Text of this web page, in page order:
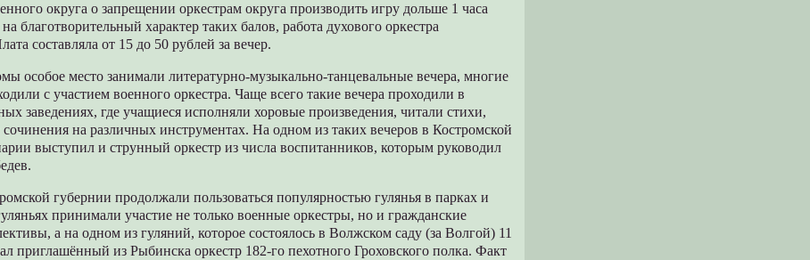
округа о запрещении оркестрам округа производить игру дольше 1 часа
благотворительный характер таких балов, работа духового оркестра
составляла от 15 до 50 рублей за вечер.
особое место занимали литературно-музыкально-танцевальные вечера, многие
с участием военного оркестра. Чаще всего такие вечера проходили в
заведениях, где учащиеся исполняли хоровые произведения, читали стихи,
на различных инструментах. На одном из таких вечеров в Костромской
выступил и струнный оркестр из числа воспитанников, которым руководил
губернии продолжали пользоваться популярностью гулянья в парках и
принимали участие не только военные оркестры, но и гражданские
а на одном из гуляний, которое состоялось в Волжском саду (за Волгой) 11
приглашённый из Рыбинска оркестр 182-го пехотного Гроховского полка. Факт